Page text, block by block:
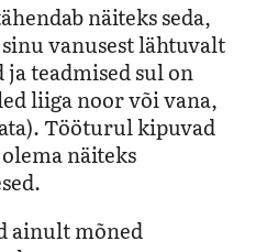
näiteks seda,
vanusest lähtuvalt
ja teadmised sul on
liiga noor või vana,
Tööturul kipuvad
näiteks
ainult mõned